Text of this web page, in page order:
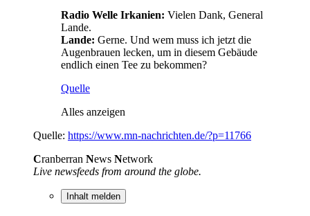
Radio Welle Irkanien: Vielen Dank, General
Lande.
Lande: Gerne. Und wem muss ich jetzt die
Augenbrauen lecken, um in diesem Gebäude
endlich einen Tee zu bekommen?
Quelle
Alles anzeigen
Quelle: https://www.mn-nachrichten.de/?p=11766
Cranberran News Network
Live newsfeeds from around the globe.
Inhalt melden